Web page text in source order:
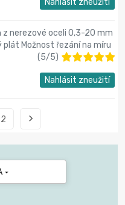
Nahlásit zneužití
z nerezové oceli 0,3-20 mm
Možnost řezání na míru
(5/5)
Nahlásit zneužití
2 
